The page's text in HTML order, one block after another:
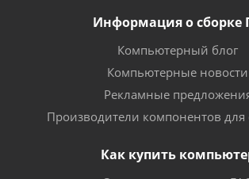
Информация о сборке
Компьютерный блог
Компьютерные новости
Рекламные
Производители компонентов для
Как купить